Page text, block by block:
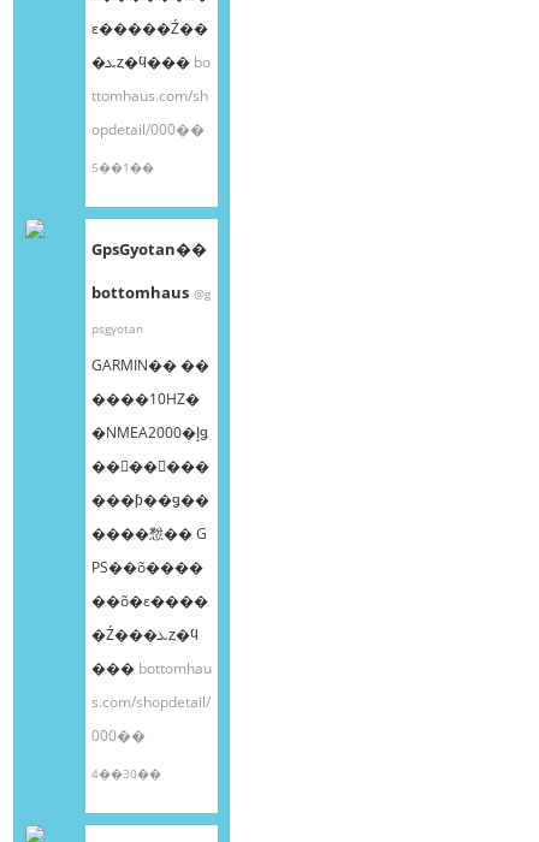
ε�����Ź��
�ܥȥ�ϥ��� bo
ttomhaus.com/sh
opdetail/000��
5��1��
GpsGyotan��
bottomhaus @g
psgyotan
GARMIN�� ��
����10HZ�
�NMEA2000�إǥ
��󥰥��󥵡���
���ƥ��ǥ��
����㥹�� G
PS��õ����
��õ�ε����
�Ź���ܥȥ�ϥ
��� bottomhau
s.com/shopdetail/
000��
4��30��